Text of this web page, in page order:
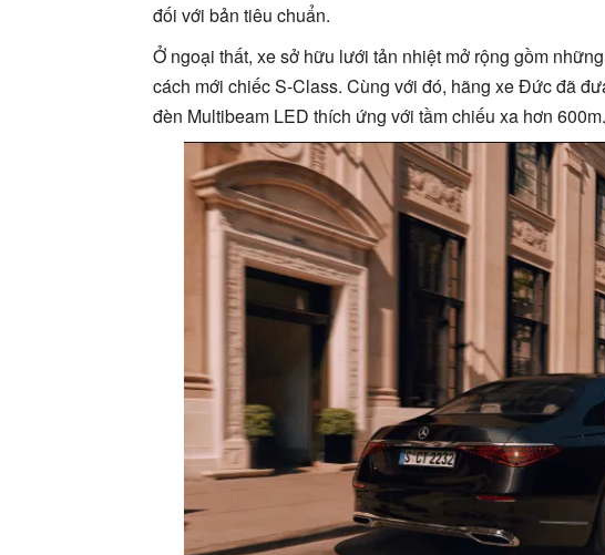
đối với bản tiêu chuẩn.
Ở ngoại thất, xe sở hữu lưới tản nhiệt mở rộng gồm
cách mới chiếc S-Class. Cùng với đó, hãng xe Đức đã
đèn Multibeam LED thích ứng với tầm chiếu xa hơn 600m.